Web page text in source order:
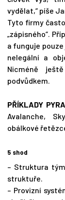
vydělat,“ píše
Tyto firmy
„zápisného“.
a funguje
nelegální a
Nicméně
podvůdkem.
PŘÍKLADY
Avalanche,
obálkové
5 shod
– Struktura
struktuře.
– Provizní